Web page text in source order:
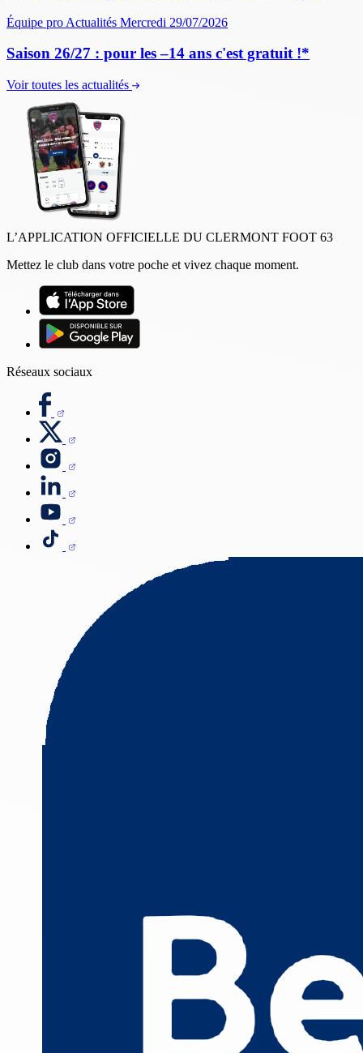
Équipe pro Actualités Mercredi 29/07/2026
Saison 26/27 : pour les –14 ans c'est gratuit !*
Voir toutes les actualités
L’APPLICATION OFFICIELLE DU CLERMONT FOOT 63
Mettez le club dans votre poche et vivez chaque moment.
Réseaux sociaux